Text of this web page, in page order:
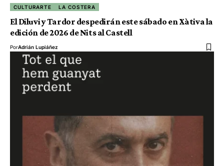
CULTURARTE LA COSTERA
El Diluvi y Tardor despedirán este sábado en Xàtiva la
edición de 2026 de Nits al Castell
PorAdrián Lupiáñez